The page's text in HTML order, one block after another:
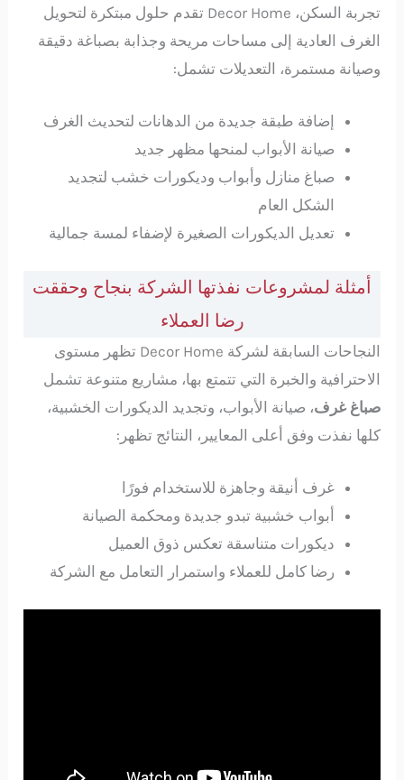
تجربة السكن، Decor Home تقدم حلول مبتكرة لتحويل
الغرف العادية إلى مساحات مريحة وجذابة بصباغة دقيقة
وصيانة مستمرة، التعديلات تشمل:
إضافة طبقة جديدة من الدهانات لتحديث الغرف
صيانة الأبواب لمنحها مظهر جديد
صباغ منازل وأبواب وديكورات خشب لتجديد
الشكل العام
تعديل الديكورات الصغيرة لإضفاء لمسة جمالية
أمثلة لمشروعات نفذتها الشركة بنجاح وحققت
رضا العملاء
النجاحات السابقة لشركة Decor Home تظهر مستوى
الاحترافية والخبرة التي تتمتع بها، مشاريع متنوعة تشمل
صباغ غرف، صيانة الأبواب، وتجديد الديكورات الخشبية،
كلها نفذت وفق أعلى المعايير، النتائج تظهر:
غرف أنيقة وجاهزة للاستخدام فورًا
أبواب خشبية تبدو جديدة ومحكمة الصيانة
ديكورات متناسقة تعكس ذوق العميل
رضا كامل للعملاء واستمرار التعامل مع الشركة